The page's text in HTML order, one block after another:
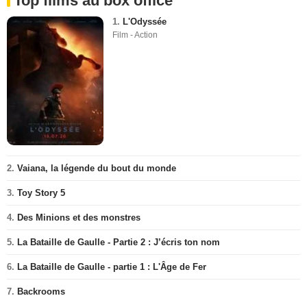
1. L'Odyssée
Film - Action
2. Vaiana, la légende du bout du monde
3. Toy Story 5
4. Des Minions et des monstres
5. La Bataille de Gaulle - Partie 2 : J’écris ton nom
6. La Bataille de Gaulle - partie 1 : L'Âge de Fer
7. Backrooms